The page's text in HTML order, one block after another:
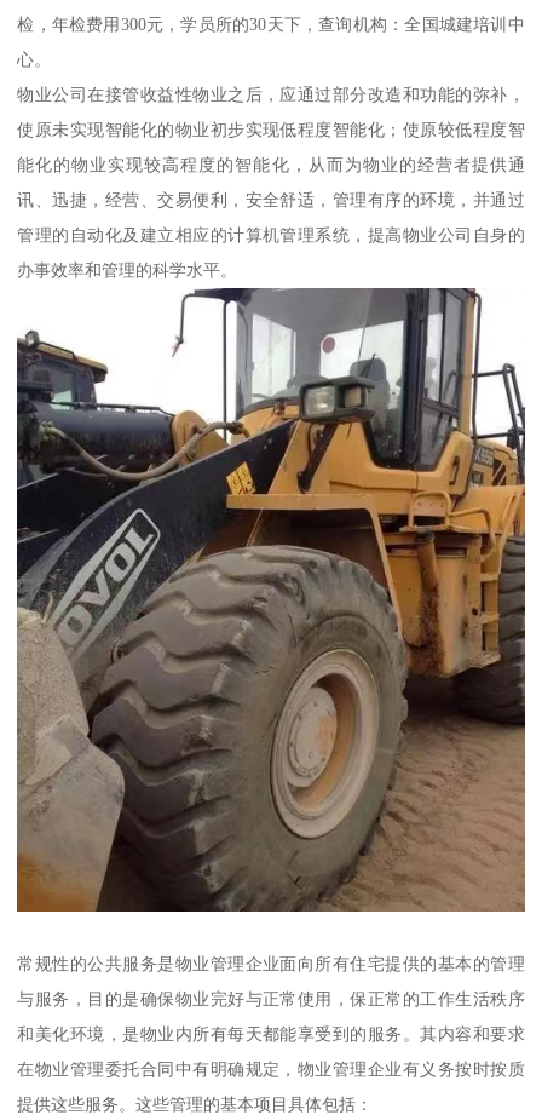
检，年检费用300元，学员所的30天下，查询机构：全国城建培训中
心。
物业公司在接管收益性物业之后，应通过部分改造和功能的弥补，
使原未实现智能化的物业初步实现低程度智能化；使原较低程度智
能化的物业实现较高程度的智能化，从而为物业的经营者提供通
讯、迅捷，经营、交易便利，安全舒适，管理有序的环境，并通过
管理的自动化及建立相应的计算机管理系统，提高物业公司自身的
办事效率和管理的科学水平。
常规性的公共服务是物业管理企业面向所有住宅提供的基本的管理
与服务，目的是确保物业完好与正常使用，保正常的工作生活秩序
和美化环境，是物业内所有每天都能享受到的服务。其内容和要求
在物业管理委托合同中有明确规定，物业管理企业有义务按时按质
提供这些服务。这些管理的基本项目具体包括：